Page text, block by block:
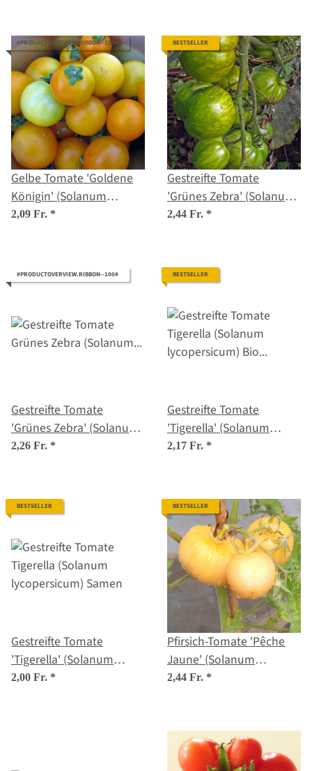
#PRODUCTOVERVIEW.RIBBON--100#
Gelbe Tomate 'Goldene
Königin' (Solanum
lycopersicum) Samen
2,09 Fr. *
BESTSELLER
Gestreifte Tomate
'Grünes Zebra' (Solanum
lycopersicum) Bio
2,44 Fr. *
#PRODUCTOVERVIEW.RIBBON--100#
Gestreifte Tomate
'Grünes Zebra' (Solanum
lycopersicum) Samen
2,26 Fr. *
BESTSELLER
Gestreifte Tomate
'Tigerella' (Solanum
lycopersicum) Bio
2,17 Fr. *
BESTSELLER
Gestreifte Tomate
'Tigerella' (Solanum
lycopersicum) Samen
2,00 Fr. *
BESTSELLER
Pfirsich-Tomate 'Pêche
Jaune' (Solanum
lycopersicum) Bio
2,44 Fr. *